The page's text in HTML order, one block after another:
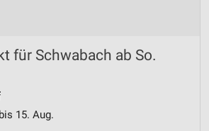
für Schwabach ab So.
15. Aug.